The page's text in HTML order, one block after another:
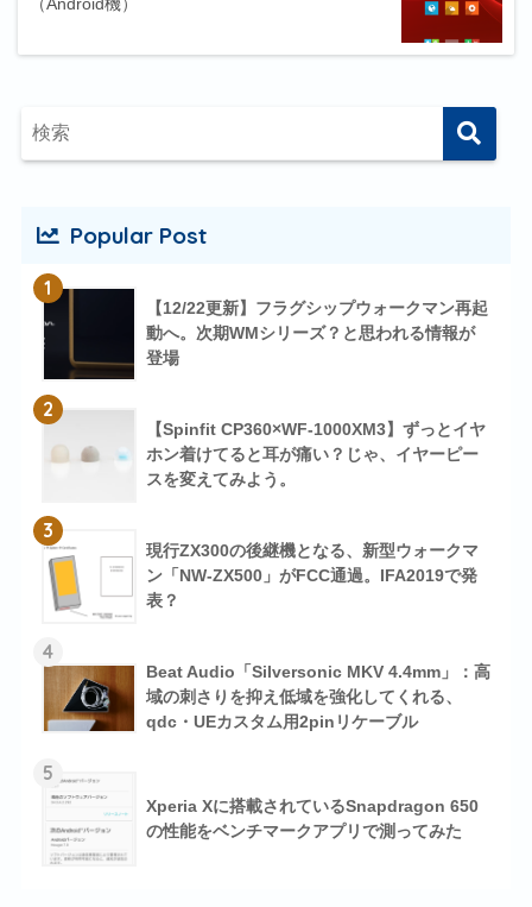
（Android機）
Popular Post
1
【12/22更新】フラグシップウォークマン再起
動へ。次期WMシリーズ？と思われる情報が
登場
2
【Spinfit CP360×WF-1000XM3】ずっとイヤ
ホン着けてると耳が痛い？じゃ、イヤーピー
スを変えてみよう。
3
現行ZX300の後継機となる、新型ウォークマ
ン「NW-ZX500」がFCC通過。IFA2019で発
表？
4
Beat Audio「Silversonic MKV 4.4mm」：高
域の刺さりを抑え低域を強化してくれる、
qdc・UEカスタム用2pinリケーブル
5
Xperia Xに搭載されているSnapdragon 650
の性能をベンチマークアプリで測ってみた